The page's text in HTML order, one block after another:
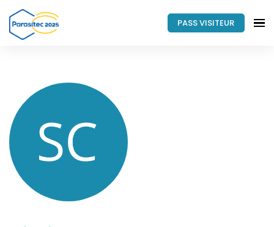
PASS VISITEUR